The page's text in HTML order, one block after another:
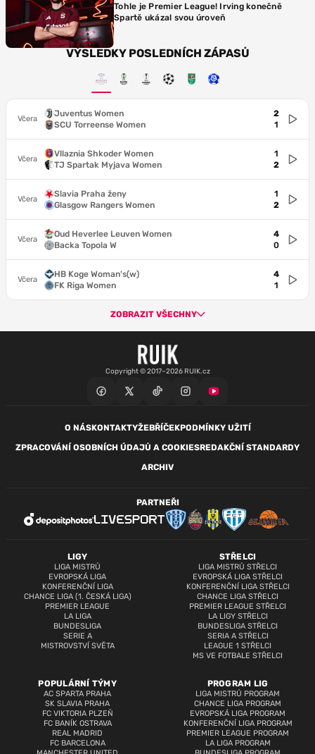
Tohle je Premier League! Irving konečně
Spartě ukázal svou úroveň
VÝSLEDKY POSLEDNÍCH ZÁPASŮ
Včera
Juventus Women
SCU Torreense Women
2
1
Včera
Vllaznia Shkoder Women
TJ Spartak Myjava Women
1
2
Včera
Slavia Praha ženy
Glasgow Rangers Women
1
2
Včera
Oud Heverlee Leuven Women
Backa Topola W
4
0
Včera
HB Koge Woman's(w)
FK Riga Women
4
1
ZOBRAZIT VŠECHNY
Copyright © 2017–2026 RUIK.cz
O NÁSKONTAKTYŽEBŘÍČEKPODMÍNKY UŽITÍ
ZPRACOVÁNÍ OSOBNÍCH ÚDAJŮ A COOKIESREDAKČNÍ STANDARDY
ARCHIV
LIGY
LIGA MISTRŮ
EVROPSKÁ LIGA
KONFERENČNÍ LIGA
CHANCE LIGA (1. ČESKÁ LIGA)
PREMIER LEAGUE
LA LIGA
BUNDESLIGA
SERIE A
MISTROVSTVÍ SVĚTA
STŘELCI
LIGA MISTRŮ STŘELCI
EVROPSKÁ LIGA STŘELCI
KONFERENČNÍ LIGA STŘELCI
CHANCE LIGA STŘELCI
PREMIER LEAGUE STŘELCI
LA LIGY STŘELCI
BUNDESLIGA STŘELCI
SERIA A STŘELCI
LEAGUE 1 STŘELCI
MS VE FOTBALE STŘELCI
POPULÁRNÍ TÝMY
AC SPARTA PRAHA
SK SLAVIA PRAHA
FC VIKTORIA PLZEŇ
FC BANÍK OSTRAVA
REAL MADRID
FC BARCELONA
PROGRAM LIG
LIGA MISTRŮ PROGRAM
CHANCE LIGA PROGRAM
EVROPSKÁ LIGA PROGRAM
KONFERENČNÍ LIGA PROGRAM
PREMIER LEAGUE PROGRAM
LA LIGA PROGRAM
PARTNEŘI